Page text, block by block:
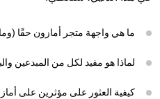
ما هي واجهة متجر أمازون حقًا
لماذا هو مفيد لكل من المبدعين
كيفية العثور على مؤثرين على